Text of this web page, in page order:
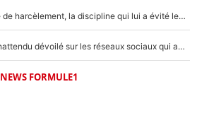
F1 - Lewis Hamilton victime de harcèlement, la discipline qui lui a évité le pire : «J'aurais probablement mal tourné»
Lewis Hamilton : Le talent inattendu dévoilé sur les réseaux sociaux qui a impressionné Kim Kardashian pendant leurs vacances en amoureux !
NEWS FORMULE1